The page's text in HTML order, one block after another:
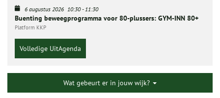
6 augustus 2026 10:30- 11:30
Buenting beweegprogramma voor 80-plussers: GYM-INN 80+
Platform KKP
Volledige UitAgenda
Wat gebeurt er in jouw wijk?